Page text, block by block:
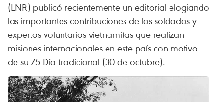
(LNR) publicó recientemente un editorial elogiando
las importantes contribuciones de los soldados y
expertos voluntarios vietnamitas que realizan
misiones internacionales en este país con motivo
de su 75 Día tradicional (30 de octubre).